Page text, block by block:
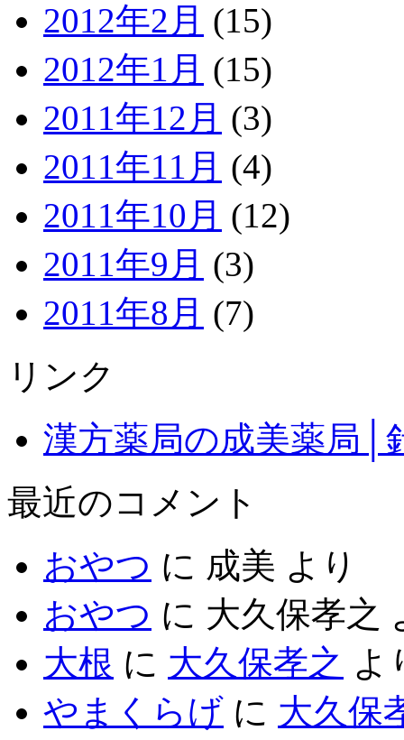
2012年2月 (15)
2012年1月 (15)
2011年12月 (3)
2011年11月 (4)
2011年10月 (12)
2011年9月 (3)
2011年8月 (7)
リンク
漢方薬局の成美薬局│
最近のコメント
おやつ に 成美 より
おやつ に 大久保孝之
大根 に 大久保孝之 よ
やまくらげ に 大久保